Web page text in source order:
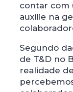
contar com
auxilie na
Segundo
de T&D no
realidade